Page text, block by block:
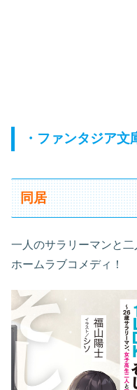
・ファンタジア文
同居
一人のサラリーマンと
ホームラブコメディ！